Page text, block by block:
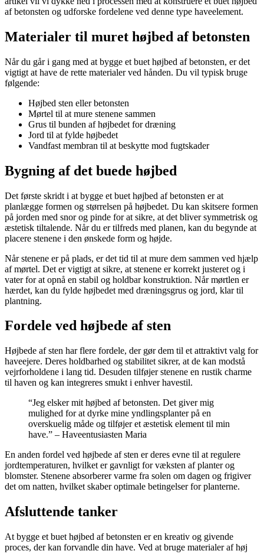
af betonsten og udforske fordelene ved denne type haveelement.
Materialer til muret højbed af betonsten
Når du går i gang med at bygge et buet højbed af betonsten, er det
vigtigt at have de rette materialer ved hånden. Du vil typisk bruge
følgende:
Højbed sten eller betonsten
Mørtel til at mure stenene sammen
Grus til bunden af højbedet for dræning
Jord til at fylde højbedet
Vandfast membran til at beskytte mod fugtskader
Bygning af det buede højbed
Det første skridt i at bygge et buet højbed af betonsten er at
planlægge formen og størrelsen på højbedet. Du kan skitsere formen
på jorden med snor og pinde for at sikre, at det bliver symmetrisk og
æstetisk tiltalende. Når du er tilfreds med planen, kan du begynde at
placere stenene i den ønskede form og højde.
Når stenene er på plads, er det tid til at mure dem sammen ved hjælp
af mørtel. Det er vigtigt at sikre, at stenene er korrekt justeret og i
vater for at opnå en stabil og holdbar konstruktion. Når mørtlen er
hærdet, kan du fylde højbedet med dræningsgrus og jord, klar til
plantning.
Fordele ved højbede af sten
Højbede af sten har flere fordele, der gør dem til et attraktivt valg for
haveejere. Deres holdbarhed og stabilitet sikrer, at de kan modstå
vejrforholdene i lang tid. Desuden tilføjer stenene en rustik charme
til haven og kan integreres smukt i enhver havestil.
“Jeg elsker mit højbed af betonsten. Det giver mig
mulighed for at dyrke mine yndlingsplanter på en
overskuelig måde og tilføjer et æstetisk element til min
have.” – Haveentusiasten Maria
En anden fordel ved højbede af sten er deres evne til at regulere
jordtemperaturen, hvilket er gavnligt for væksten af planter og
blomster. Stenene absorberer varme fra solen om dagen og frigiver
det om natten, hvilket skaber optimale betingelser for planterne.
Afsluttende tanker
At bygge et buet højbed af betonsten er en kreativ og givende
proces, der kan forvandle din have. Ved at bruge materialer af høj